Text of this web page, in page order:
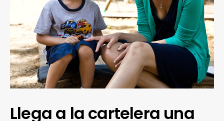
Llega a la cartelera una